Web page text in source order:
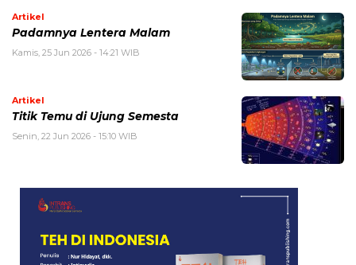
Artikel
Padamnya Lentera Malam
Kamis, 25 Jun 2026 - 14:21 WIB
Artikel
Titik Temu di Ujung Semesta
Senin, 22 Jun 2026 - 15:10 WIB